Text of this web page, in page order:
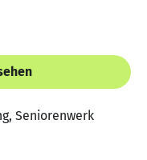
Seniorenwerk